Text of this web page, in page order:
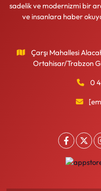
sadelik ve modernizmi bir
ve insanlara haber
Çarşı Mahallesi
Ortahisar/Trabzon
0